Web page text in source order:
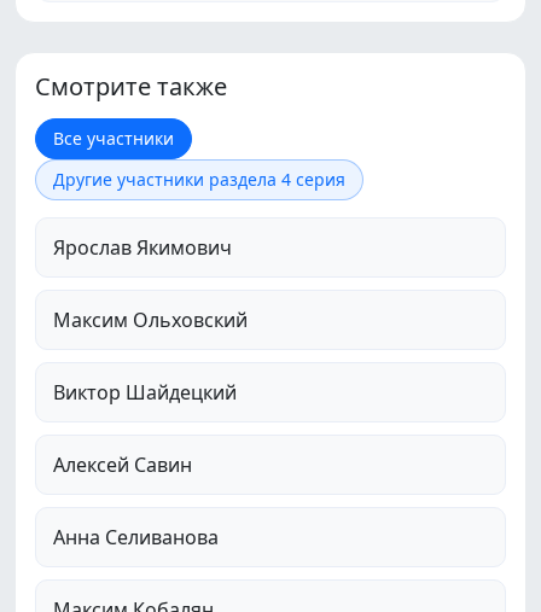
Смотрите также
Все участники
Другие участники раздела 4 серия
Ярослав Якимович
Максим Ольховский
Виктор Шайдецкий
Алексей Савин
Анна Селиванова